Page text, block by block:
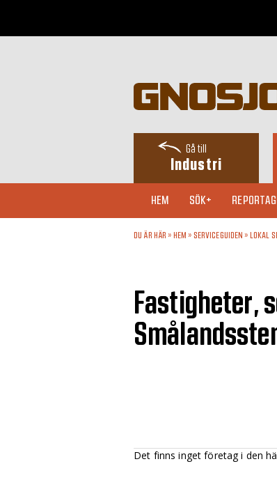
Gå till
Industri
HEM SÖK+
DU ÄR HÄR » HEM » SERVICEGUIDEN » LOKAL
Fastigheter,
Det finns inget företag i den